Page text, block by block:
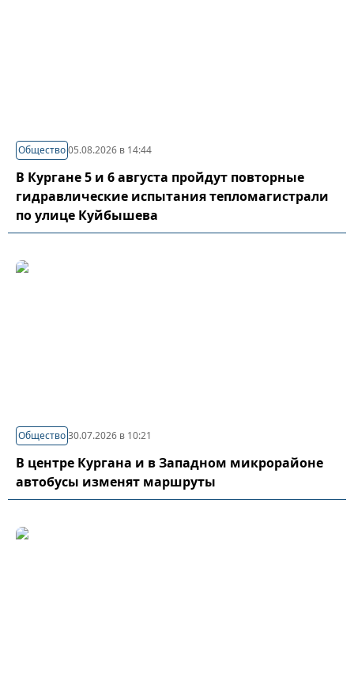
Общество05.08.2026 в 14:44
В Кургане 5 и 6 августа пройдут повторные
гидравлические испытания тепломагистрали
по улице Куйбышева
Общество30.07.2026 в 10:21
В центре Кургана и в Западном микрорайоне
автобусы изменят маршруты